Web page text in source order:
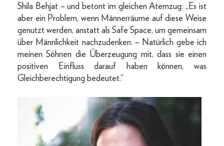
Shila Behjat – und betont im gleichen Atemzug: „Es ist
aber ein Problem, wenn Männerräume auf diese Weise
genutzt werden, anstatt als Safe Space, um gemeinsam
über Männlichkeit nachzudenken. – Natürlich gebe ich
meinen Söhnen die Überzeugung mit, dass sie einen
positiven Einfluss darauf haben können, was
Gleichberechtigung bedeutet.“